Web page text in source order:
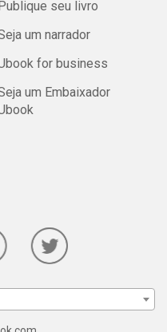
Publique seu livro
um narrador
for business
um Embaixador